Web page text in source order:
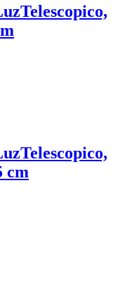
Telescopico,
Telescopico,
cm